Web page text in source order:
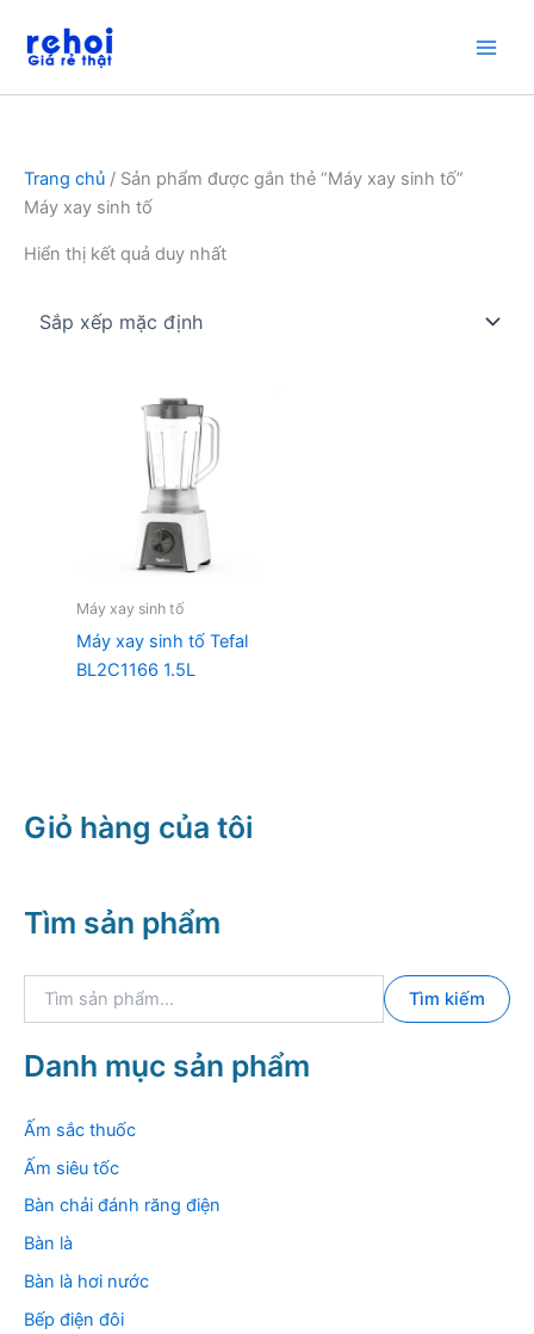
dung
Trang chủ / Sản phẩm được gắn thẻ “Máy xay sinh tố”
Máy xay sinh tố
Hiển thị kết quả duy nhất
Máy xay sinh tố
Máy xay sinh tố Tefal
BL2C1166 1.5L
Giỏ hàng của tôi
Tìm sản phẩm
k
i
m
Tìm kiếm
Danh mục sản phẩm
Ấm sắc thuốc
Ấm siêu tốc
Bàn chải đánh răng điện
Bàn là
Bàn là hơi nước
Bếp điện đôi